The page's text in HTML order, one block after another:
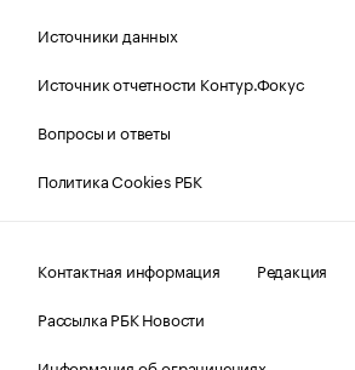
Источники данных
Источник отчетности Контур.Фокус
Вопросы и ответы
Политика Cookies РБК
Контактная информация
Редакция
Рассылка РБК Новости